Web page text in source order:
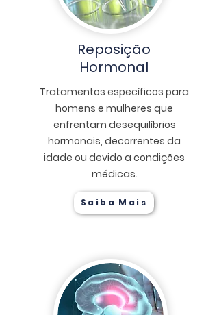
Reposição
Hormonal
Tratamentos específicos para
homens e mulheres que
enfrentam desequilíbrios
hormonais, decorrentes da
idade ou devido a condições
médicas.
Saiba Mais